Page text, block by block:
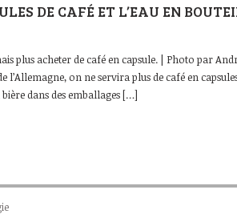
DE CAFÉ ET L’EAU EN
plus acheter de café en capsule. | Photo par
on ne servira plus de café en
dans des emballages […]